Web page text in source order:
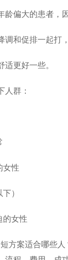
龄偏大的患者，
调和促排一起打
适更好一些。
人群：
女性
）
的女性
方案适合哪些